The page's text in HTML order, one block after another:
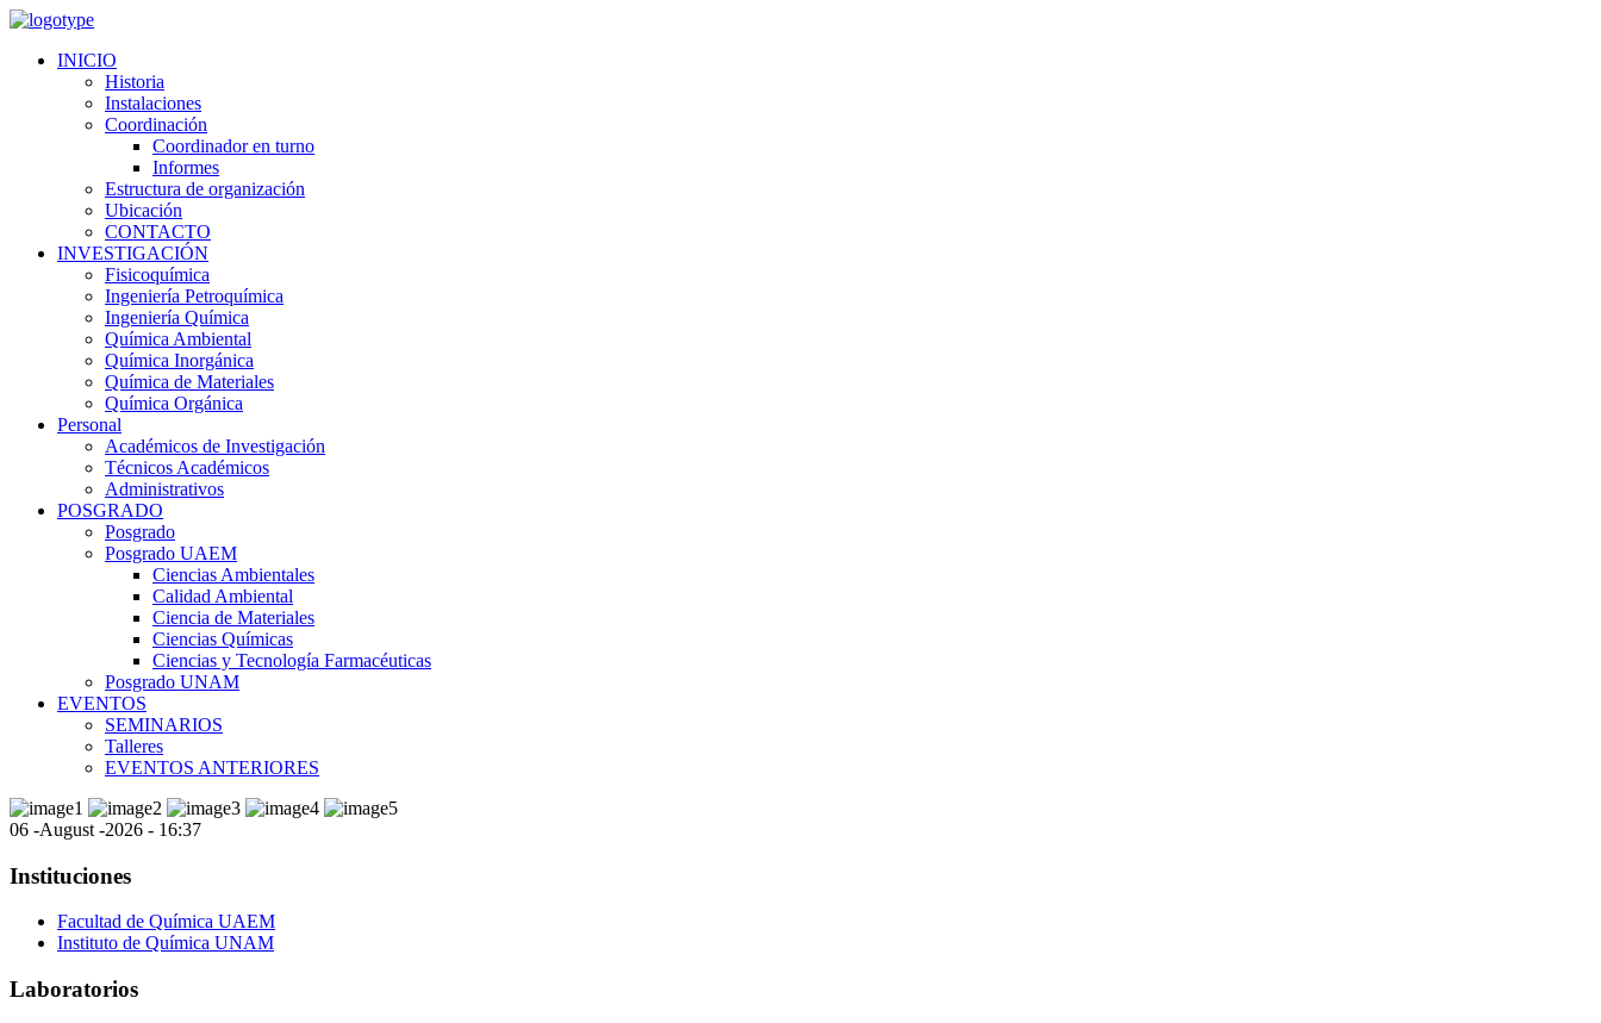
INICIO
Historia
Instalaciones
Coordinación
Coordinador en turno
Informes
Estructura de organización
Ubicación
CONTACTO
INVESTIGACIÓN
Fisicoquímica
Ingeniería Petroquímica
Ingeniería Química
Química Ambiental
Química Inorgánica
Química de Materiales
Química Orgánica
Personal
Académicos de Investigación
Técnicos Académicos
Administrativos
POSGRADO
Posgrado
Posgrado UAEM
Ciencias Ambientales
Calidad Ambiental
Ciencia de Materiales
Ciencias Químicas
Ciencias y Tecnología Farmacéuticas
Posgrado UNAM
EVENTOS
SEMINARIOS
Talleres
EVENTOS ANTERIORES
06 -August -2026 - 16:37
Instituciones
Facultad de Química UAEM
Instituto de Química UNAM
Laboratorios